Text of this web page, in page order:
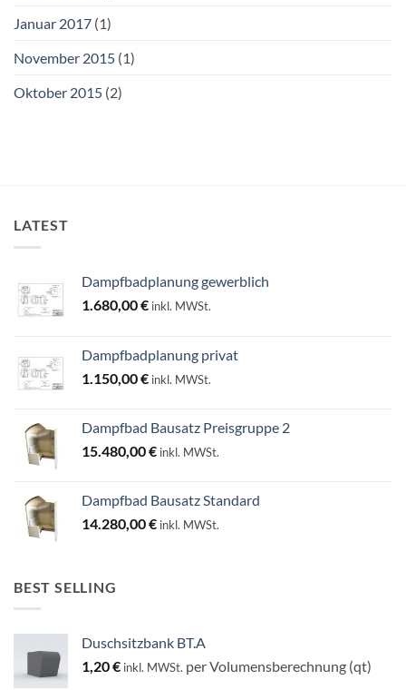
Januar 2017 (1)
November 2015 (1)
Oktober 2015 (2)
LATEST
Dampfbadplanung gewerblich
1.680,00€ inkl. MWSt.
Dampfbadplanung privat
1.150,00€ inkl. MWSt.
Dampfbad Bausatz Preisgruppe 2
15.480,00€ inkl. MWSt.
Dampfbad Bausatz Standard
14.280,00€ inkl. MWSt.
BEST SELLING
Duschsitzbank BT.A
1,20€ inkl. MWSt. per Volumensberechnung (qt)